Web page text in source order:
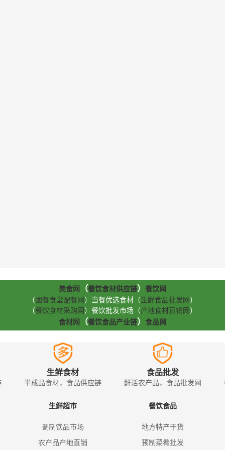
美食网 （餐饮食材供应链）
餐饮网
（ 团餐食堂配餐网 ）当餐优选食材（生鲜食品批发网 ）
（餐饮食材采购网 ）餐饮批发市场（产地食材直销网 ）
食材网
（餐饮食品产业链） 食品网
生鲜食材
半成品食材，食品供应链
生鲜超市
调制饮品市场
农产品产地直销
食品批发
鲜活农产品，食品批发网
餐饮食品
地方特产干货
预制菜肴批发